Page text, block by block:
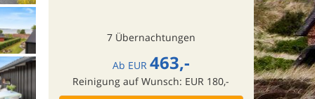
7 Übernachtungen
Ab EUR 463,-
Reinigung auf Wunsch: EUR 180,-